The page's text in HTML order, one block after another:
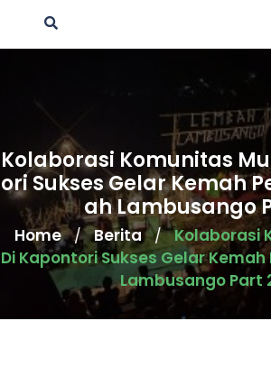
Kolaborasi Komunitas
ori Sukses Gelar Kemah
ah Lambusango
Home / Berita / Kolaborasi
Di Kapontori Sukses Gelar
Lambusango Part